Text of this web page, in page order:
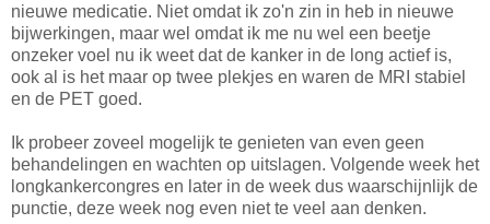
nieuwe medicatie. Niet omdat ik zo'n zin in heb in nieuwe
bijwerkingen, maar wel omdat ik me nu wel een beetje
onzeker voel nu ik weet dat de kanker in de long actief is,
ook al is het maar op twee plekjes en waren de MRI stabiel
en de PET goed.
Ik probeer zoveel mogelijk te genieten van even geen
behandelingen en wachten op uitslagen. Volgende week het
longkankercongres en later in de week dus waarschijnlijk de
punctie, deze week nog even niet te veel aan denken.